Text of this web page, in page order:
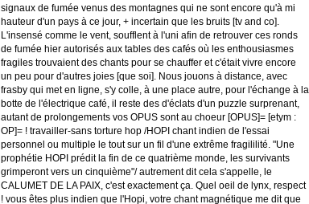
signaux de fumée venus des montagnes qui ne sont encore qu'à mi
hauteur d'un pays à ce jour, + incertain que les bruits [tv and co].
L'insensé comme le vent, soufflent à l'uni afin de retrouver ces ronds
de fumée hier autorisés aux tables des cafés où les enthousiasmes
fragiles trouvaient des chants pour se chauffer et c'était vivre encore
un peu pour d'autres joies [que soi]. Nous jouons à distance, avec
frasby qui met en ligne, s'y colle, à une place autre, pour l'échange à la
botte de l'électrique café, il reste des d'éclats d'un puzzle surprenant,
autant de prolongements vos OPUS sont au choeur [OPUS]= [etym :
OP]= ! travailler-sans torture hop /HOPI chant indien de l'essai
personnel ou multiple le tout sur un fil d'une extrême fragililité. "Une
prophétie HOPI prédit la fin de ce quatrième monde, les survivants
grimperont vers un cinquième"/ autrement dit cela s'appelle, le
CALUMET DE LA PAIX, c'est exactement ça. Quel oeil de lynx, respect
! vous êtes plus indien que l'Hopi, votre chant magnétique me dit que